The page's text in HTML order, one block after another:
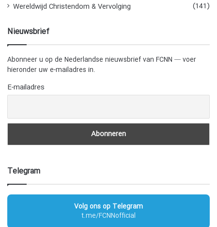
Wereldwijd Christendom & Vervolging
(141)
Nieuwsbrief
Abonneer u op de Nederlandse nieuwsbrief van FCNN — voer
hieronder uw e-mailadres in.
E-mailadres
Telegram
Volg ons op Telegram
t.me/FCNNofficial